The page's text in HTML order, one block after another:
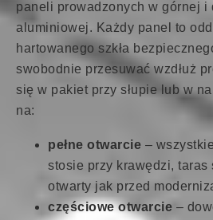
paneli prowadzonych w górnej i
aluminiowej. Każdy panel to
hartowanego szkła
swobodnie przesuwać wzdłuż
się w pakiet przy słupie lub w
na:
pełne otwarcie –
stosie przy krawędzi, taras
otwarty jak przed
częściowe otwarcie –